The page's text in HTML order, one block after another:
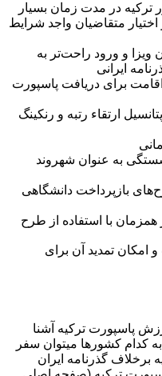
در مدت زمان بسیار
متقاضیان واجد شرایط
کشور بدون ویزا و ورود راحت‌تر به
ایرانی
برای دریافت پاسپورت
ارتقاء رتبه و رنکینگ
به عنوان شهروند
بازپرداخت دانشگاهی
همزمان با استفاده از طرح
پاسپورت و امکان تمدید آن برای
پاسپورت ترکیه آشنا
کدام کشورها میتوان سفر
برخلاف گذرنامه ایران